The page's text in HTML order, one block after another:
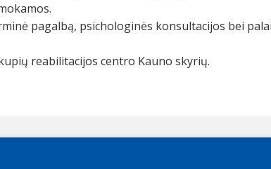
pagalbą, psichologinės konsultacijos bei
reabilitacijos centro Kauno skyrių.